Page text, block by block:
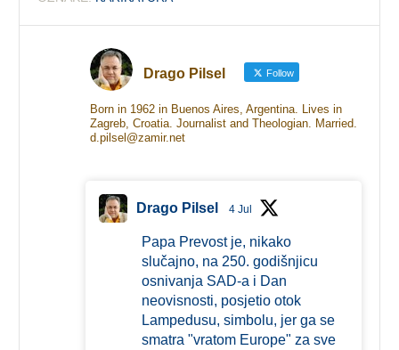
Drago Pilsel Follow
Born in 1962 in Buenos Aires, Argentina. Lives in
Zagreb, Croatia. Journalist and Theologian. Married.
d.pilsel@zamir.net
Drago Pilsel 4 Jul
Papa Prevost je, nikako
slučajno, na 250. godišnjicu
osnivanja SAD-a i Dan
neovisnosti, posjetio otok
Lampedusu, simbolu, jer ga se
smatra "vratom Europe" za sve